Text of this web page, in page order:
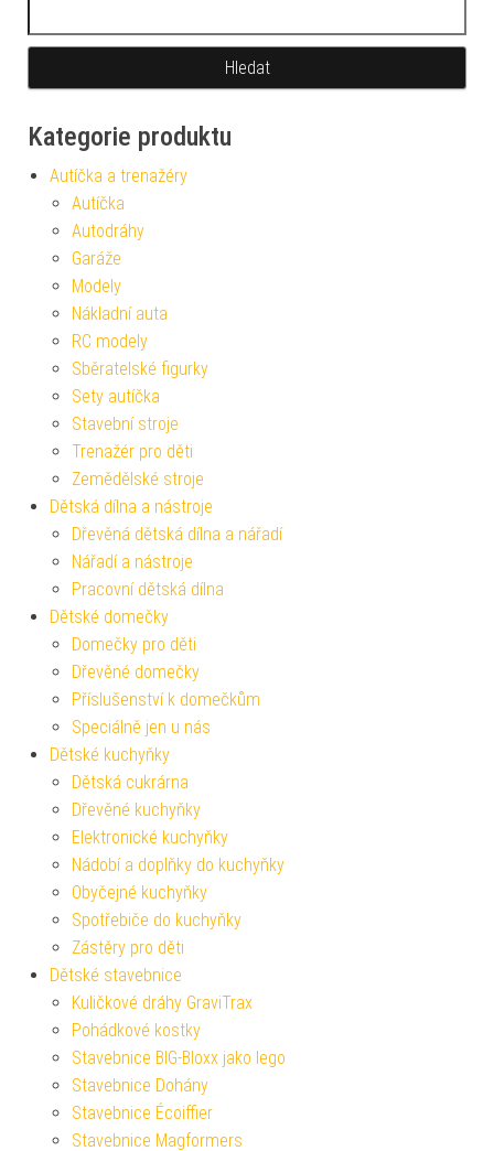
Kategorie produktu
Autíčka a trenažéry
Autíčka
Autodráhy
Garáže
Modely
Nákladní auta
RC modely
Sběratelské figurky
Sety autíčka
Stavební stroje
Trenažér pro děti
Zemědělské stroje
Dětská dílna a nástroje
Dřevěná dětská dílna a nářadí
Nářadí a nástroje
Pracovní dětská dílna
Dětské domečky
Domečky pro děti
Dřevěné domečky
Příslušenství k domečkům
Speciálně jen u nás
Dětské kuchyňky
Dětská cukrárna
Dřevěné kuchyňky
Elektronické kuchyňky
Nádobí a doplňky do kuchyňky
Obyčejné kuchyňky
Spotřebiče do kuchyňky
Zástěry pro děti
Dětské stavebnice
Kuličkové dráhy GraviTrax
Pohádkové kostky
Stavebnice BIG-Bloxx jako lego
Stavebnice Dohány
Stavebnice Écoiffier
Stavebnice Magformers